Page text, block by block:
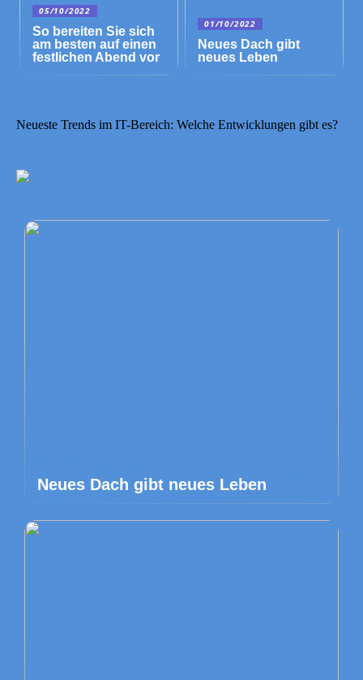
05/10/2022
So bereiten Sie sich
am besten auf einen
festlichen Abend vor
01/10/2022
Neues Dach gibt
neues Leben
Neueste Trends im IT-Bereich: Welche Entwicklungen gibt es?
Neues Dach gibt neues Leben